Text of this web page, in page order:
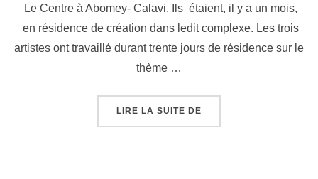
Le Centre à Abomey- Calavi. Ils étaient, il y a un mois,
en résidence de création dans ledit complexe. Les trois
artistes ont travaillé durant trente jours de résidence sur le
thème …
LIRE LA SUITE DE